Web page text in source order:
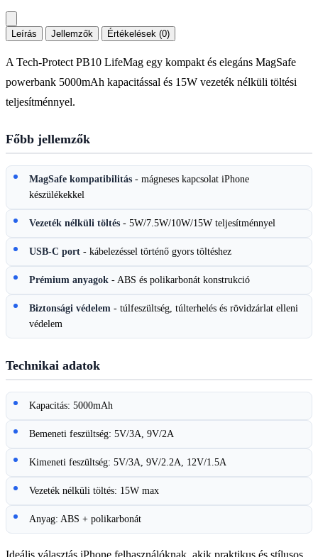
Leírás Jellemzők Értékelések (0)
A Tech-Protect PB10 LifeMag egy kompakt és elegáns MagSafe
powerbank 5000mAh kapacitással és 15W vezeték nélküli töltési
teljesítménnyel.
Főbb jellemzők
MagSafe kompatibilitás - mágneses kapcsolat iPhone
készülékekkel
Vezeték nélküli töltés - 5W/7.5W/10W/15W teljesítménnyel
USB-C port - kábelezéssel történő gyors töltéshez
Prémium anyagok - ABS és polikarbonát konstrukció
Biztonsági védelem - túlfeszültség, túlterhelés és rövidzárlat elleni
védelem
Technikai adatok
Kapacitás: 5000mAh
Bemeneti feszültség: 5V/3A, 9V/2A
Kimeneti feszültség: 5V/3A, 9V/2.2A, 12V/1.5A
Vezeték nélküli töltés: 15W max
Anyag: ABS + polikarbonát
Ideális választás iPhone felhasználóknak, akik praktikus és stílusos